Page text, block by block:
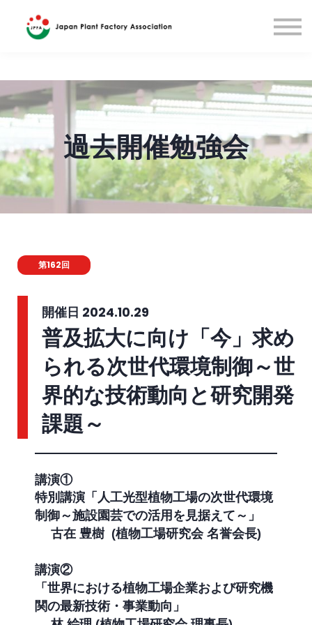
過去開催勉強会
第162回
開催日 2024.10.29
普及拡大に向け「今」求め
られる次世代環境制御～世
界的な技術動向と研究開発
課題～
講演①
特別講演「人工光型植物工場の次世代環境
制御～施設園芸での活用を見据えて～」
古在 豊樹 (植物工場研究会 名誉会長)
講演②
「世界における植物工場企業および研究機
関の最新技術・事業動向」